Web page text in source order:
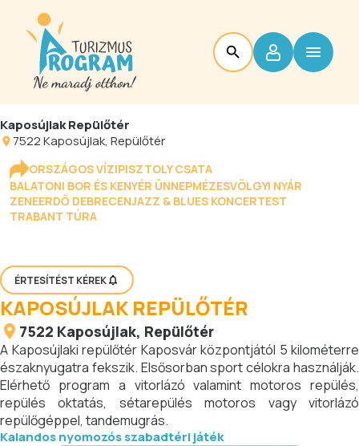
Kaposújlak Repülőtér
7522Kaposújlak, Repülőtér
ORSZÁGOS VÍZIPISZTOLY CSATA
BALATONI BOR ÉS KENYÉR ÜNNEPMÉZESVÖLGYI NYÁR
ZENEERDŐ DEBRECENJAZZ & BLUES KONCERTEST
TRABANT TÚRA
ÉRTESÍTÉST KÉREK
KAPOSÚJLAK REPÜLŐTÉR
7522 Kaposújlak, Repülőtér
A Kaposújlaki repülőtér Kaposvár központjától 5 kilométerre
északnyugatra fekszik. Elsősorban sport célokra használják.
Elérhető program a vitorlázó valamint motoros repülés,
repülés oktatás, sétarepülés motoros vagy vitorlázó
repülőgéppel, tandemugrás.
Kalandos nyomozós szabadtéri játék